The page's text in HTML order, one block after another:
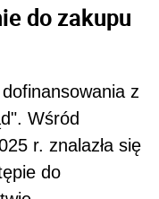
do zakupu
z
Wśród
r. znalazła się
do